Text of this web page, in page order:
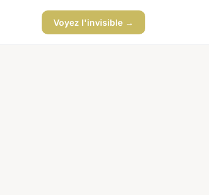
Voyez l'invisible →